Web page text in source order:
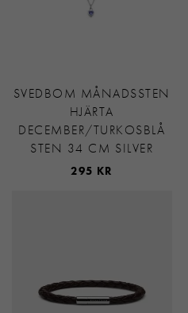
SVEDBOM MÅNADSSTEN
HJÄRTA
DECEMBER/TURKOSBLÅ
STEN 34 CM SILVER
295 KR